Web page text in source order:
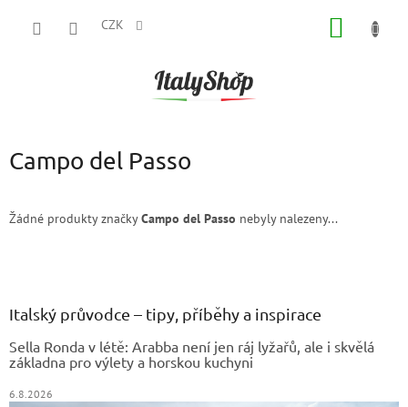
CZK
Campo del Passo
Žádné produkty značkyCampo del Passo nebyly nalezeny...
Italský průvodce – tipy, příběhy a inspirace
Sella Ronda v létě: Arabba není jen ráj lyžařů, ale i skvělá
základna pro výlety a horskou kuchyni
6.8.2026